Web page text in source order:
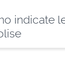
indicate